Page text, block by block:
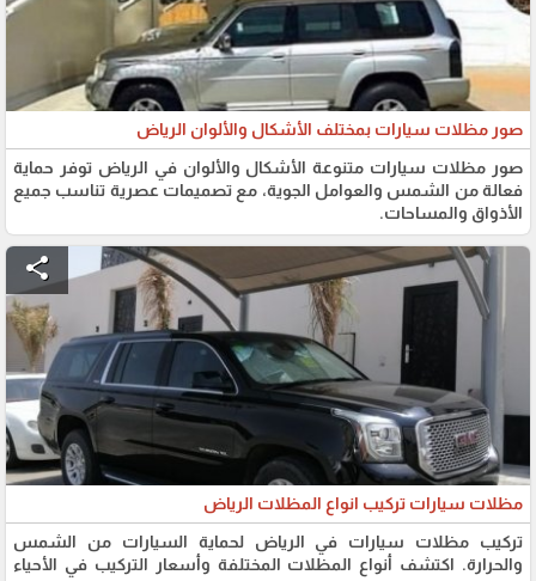
صور مظلات سيارات بمختلف الأشكال والألوان الرياض
صور مظلات سيارات متنوعة الأشكال والألوان في الرياض توفر حماية
فعالة من الشمس والعوامل الجوية، مع تصميمات عصرية تناسب جميع
الأذواق والمساحات.
share
مظلات سيارات تركيب انواع المظلات الرياض
تركيب مظلات سيارات في الرياض لحماية السيارات من الشمس
والحرارة. اكتشف أنواع المظلات المختلفة وأسعار التركيب في الأحياء